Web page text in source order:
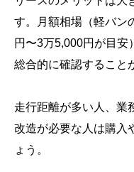
す。月額相場（軽バン
円〜3万5,000円が目安
総合的に確認すること
走行距離が多い人、業
改造が必要な人は購入
ょう。